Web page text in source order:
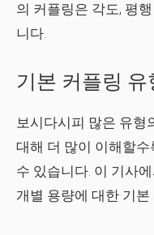
의 커플링은 각도, 평
니다.
기본 커플링 유
보시다시피 많은 유형
대해 더 많이 이해할
수 있습니다. 이 기사
개별 용량에 대한 기